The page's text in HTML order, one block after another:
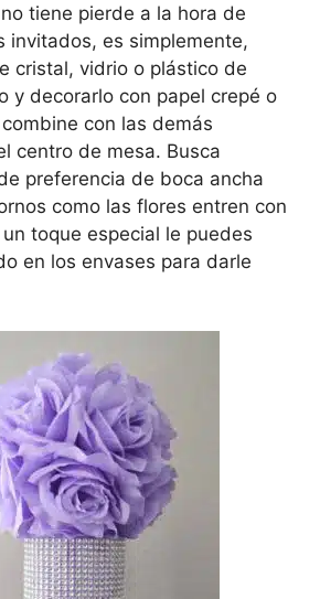
tiene pierde a la hora de
invitados, es simplemente,
cristal, vidrio o plástico de
y decorarlo con papel crepé o
con las demás
centro de mesa. Busca
preferencia de boca ancha
como las flores entren con
toque especial le puedes
en los envases para darle